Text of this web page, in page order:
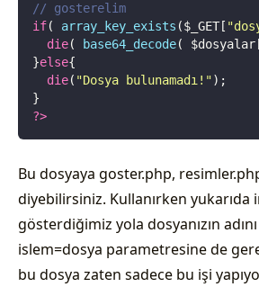
// gosterelim
if( array_key_exists ($_GET[ "
  die
( base64_decode(
}else{
  die
( "Dosya bulunamadı! ");
}
?>
Bu dosyaya goster.php,
diyebilirsiniz. Kullanırken
gösterdiğimiz yola dosyanızın adını
islem=dosya parametresine de
bu dosya zaten sadece bu işi